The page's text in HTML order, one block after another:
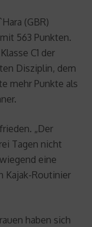
(GBR)
563 Punkten.
C1 der
Disziplin, dem
mehr Punkte als
„Der
Tagen nicht
eine
Kajak-Routinier
haben sich